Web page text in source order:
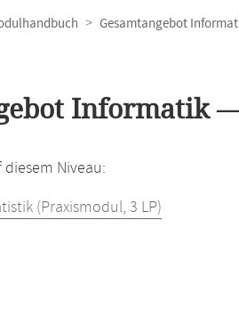
Gesamtangebot
Informatik
Niveau:
(Praxismodul, 3 LP)